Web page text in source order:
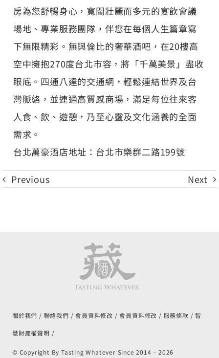
房為您舒暢身心，寬闊壯麗而多元的宴飲會議
場地、專業服務團隊，伴您在每個人生篇章寫
下無限精彩。無與倫比的奢華酒吧，在20樓高
空中擁抱270度台北市容，將「千萬美景」盡收
眼底。四通八達的交通網，輕鬆連結世界及台
灣脈絡，並連通高質感商場，滿足每位往來客
人食、飲、遊憩，乃至心靈及文化涵養的全面
需求。
台北萬豪酒店地址：台北市樂群二路199號
Previous Next
關於我們 聯絡我們 會員資料修改 會員資料修改 服務條款 智
慧財產權聲明
© Copyright By Tasting Whatever Since 2014 – 2026